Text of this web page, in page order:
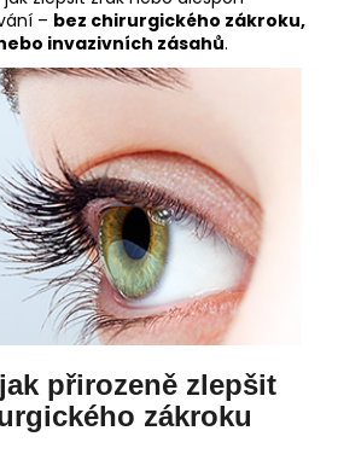
– bez chirurgického zákroku,
invazivních zásahů.
přirozeně zlepšit
zákroku
HLEDAT